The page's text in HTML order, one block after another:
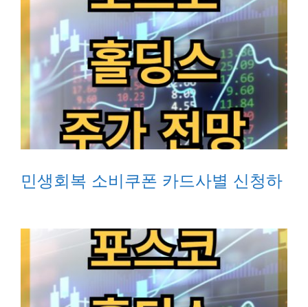
민생회복 소비쿠폰 카드사별 신청하